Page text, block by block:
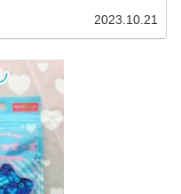
2023.10.21